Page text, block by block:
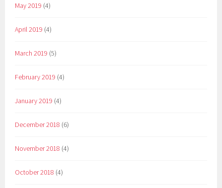
May 2019 (4)
April 2019 (4)
March 2019 (5)
February 2019 (4)
January 2019 (4)
December 2018 (6)
November 2018 (4)
October 2018 (4)